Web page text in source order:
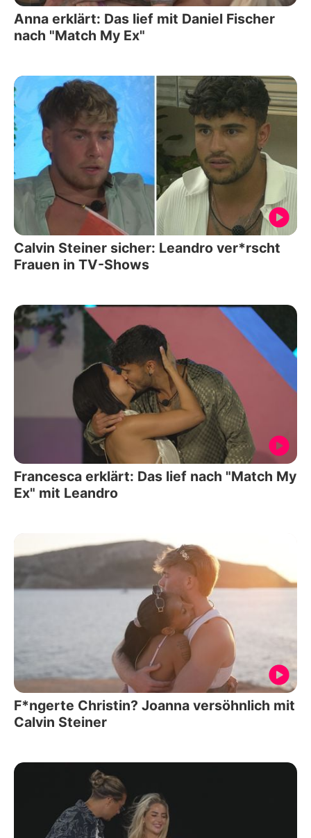
Anna erklärt: Das lief mit Daniel Fischer
nach "Match My Ex"
Calvin Steiner sicher: Leandro ver*rscht
Frauen in TV-Shows
Francesca erklärt: Das lief nach "Match My
Ex" mit Leandro
F*ngerte Christin? Joanna versöhnlich mit
Calvin Steiner